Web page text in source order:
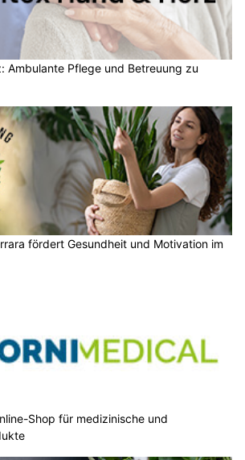
Ambulante Pflege und Betreuung zu
fördert Gesundheit und Motivation im
Shop für medizinische und